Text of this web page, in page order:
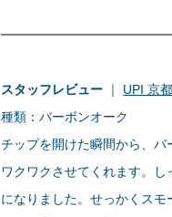
スタッフレビュー ｜ UPI 京都
種類：バーボンオーク
チップを開けた瞬間から、
ワクワクさせてくれます。
になりました。せっかくス